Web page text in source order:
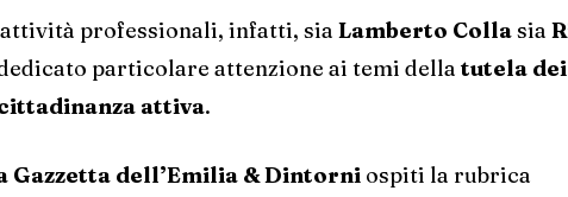
professionali, infatti, sia Lamberto Collasia
particolare attenzione ai temi della tutela
attiva.
Gazzetta dell’Emilia & Dintorni ospiti la rubrica